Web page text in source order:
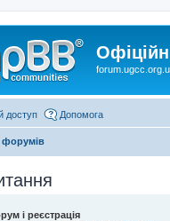
доступ Допомога
і реєстрація